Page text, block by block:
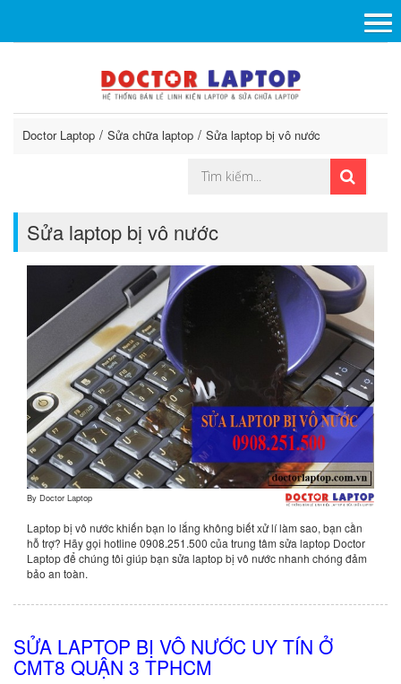
Doctor Laptop Sửa chữa laptop Sửa laptop bị vô nước
Sửa laptop bị vô nước
By Doctor Laptop
Laptop bị vô nước khiến bạn lo lắng không biết xử lí làm sao, bạn cần
hỗ trợ? Hãy gọi hotline 0908.251.500 của trung tâm sửa laptop Doctor
Laptop để chúng tôi giúp bạn sửa laptop bị vô nước nhanh chóng đảm
bảo an toàn.
SỬA LAPTOP BỊ VÔ NƯỚC UY TÍN Ở
CMT8 QUẬN 3 TPHCM